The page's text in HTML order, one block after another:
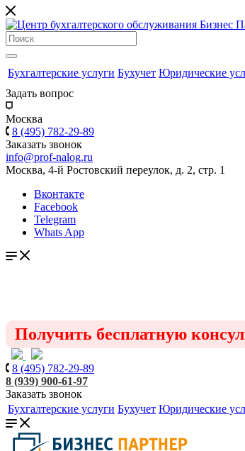
Бухгалтерские услуги Бухучет Юридические
Задать вопрос
Москва
8 (495) 782-29-89
Заказать звонок
info@prof-nalog.ru
Москва, 4-й Ростовский переулок, д. 2, стр. 1
Вконтакте
Facebook
Telegram
Whats App
Получить бесплатную
8 (495) 782-29-89
8 (939) 900-61-97
Заказать звонок
Бухгалтерские услуги Бухучет Юридические